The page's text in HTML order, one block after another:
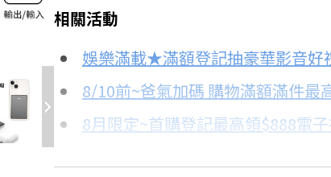
6.1折
信用卡分期
分期數
3期 0利率
每期金額
$396
相關活動
娛樂滿載★滿額登記抽豪華影音好
8/10前~爸氣加碼 購物滿額滿件最
8月限定~首購登記最高領$888電